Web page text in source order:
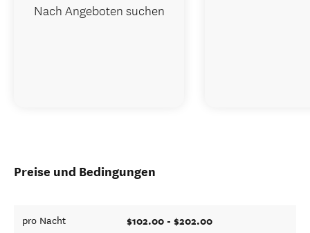
Preise und Bedingungen
pro Nacht $102.00 - $202.00
Nach Angeboten suchen